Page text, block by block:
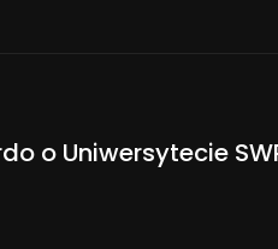
o Uniwersytecie